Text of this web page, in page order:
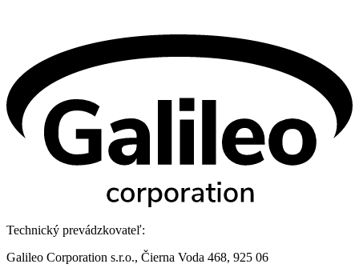
Technický prevádzkovateľ:
Galileo Corporation s.r.o., Čierna Voda 468, 925 06